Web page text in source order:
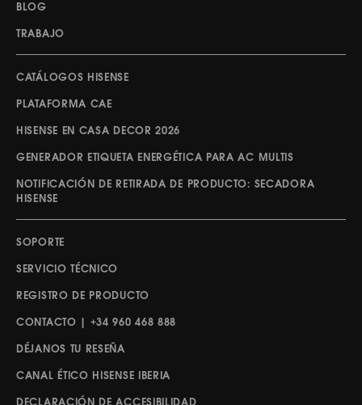
BLOG
TRABAJO
CATÁLOGOS HISENSE
PLATAFORMA CAE
HISENSE EN CASA DECOR 2026
GENERADOR ETIQUETA ENERGÉTICA PARA AC MULTIS
NOTIFICACIÓN DE RETIRADA DE PRODUCTO: SECADORA
HISENSE
SOPORTE
SERVICIO TÉCNICO
REGISTRO DE PRODUCTO
CONTACTO | +34 960 468 888
DÉJANOS TU RESEÑA
CANAL ÉTICO HISENSE IBERIA